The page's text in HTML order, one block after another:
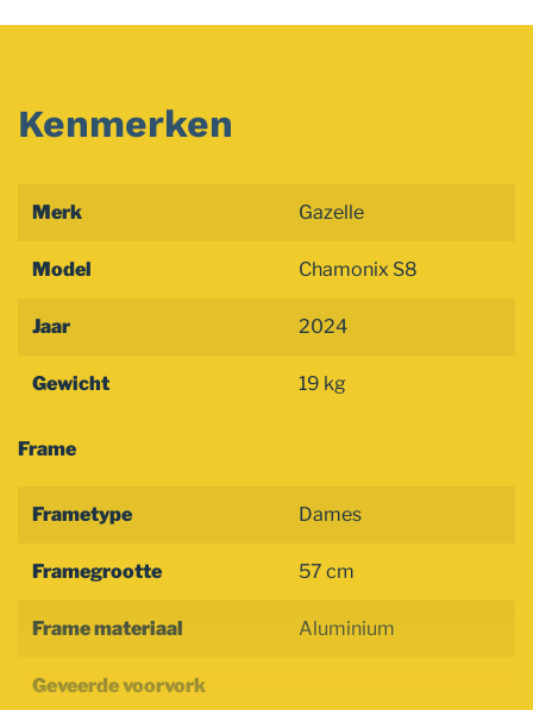
Kenmerken
Merk Gazelle
Model Chamonix S8
Jaar 2024
Gewicht 19 kg
Frame
Frametype Dames
Framegrootte 57 cm
Frame materiaal Aluminium
Geveerde voorvork